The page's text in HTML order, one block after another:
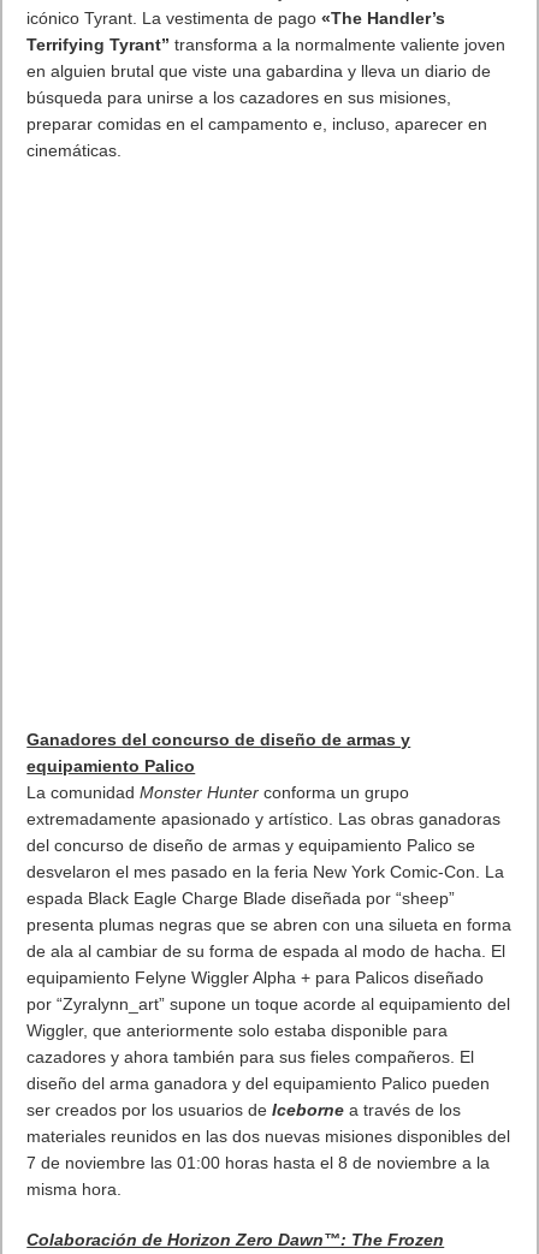
La colaboración con Raccoon City no estaría completa sin el
icónico Tyrant. La vestimenta de pago«The Handler’s
Terrifying Tyrant”transforma a la normalmente valiente joven
en alguien brutal que viste una gabardina y lleva un diario de
búsqueda para unirse a los cazadores en sus misiones,
preparar comidas en el campamento e, incluso, aparecer en
Ganadores del concurso de diseño de armas y
equipamiento Palico
La comunidadMonster Hunterconforma un grupo
extremadamente apasionado y artístico. Las obras ganadoras
del concurso de diseño de armas y equipamiento Palico se
desvelaron el mes pasado en la feria New York Comic-Con. La
espada Black Eagle Charge Blade diseñada por “sheep”
presenta plumas negras que se abren con una silueta en forma
de ala al cambiar de su forma de espada al modo de hacha. El
equipamiento Felyne Wiggler Alpha + para Palicos diseñado
por “Zyralynn_art” supone un toque acorde al equipamiento del
Wiggler, que anteriormente solo estaba disponible para
cazadores y ahora también para sus fieles compañeros. El
diseño del arma ganadora y del equipamiento Palico pueden
ser creados por los usuarios deIcebornea través de los
materiales reunidos en las dos nuevas misiones disponibles del
7 de noviembre las 01:00 horas hasta el 8 de noviembre a la